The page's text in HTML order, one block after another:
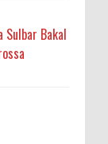
Sulbar Bakal